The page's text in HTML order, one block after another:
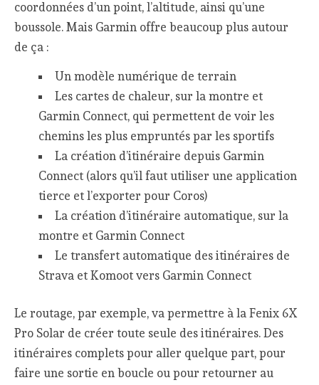
coordonnées d’un point, l’altitude, ainsi qu’une
boussole. Mais Garmin offre beaucoup plus autour
de ça :
Un modèle numérique de terrain
Les cartes de chaleur, sur la montre et
Garmin Connect, qui permettent de voir les
chemins les plus empruntés par les sportifs
La création d’itinéraire depuis Garmin
Connect (alors qu’il faut utiliser une application
tierce et l’exporter pour Coros)
La création d’itinéraire automatique, sur la
montre et Garmin Connect
Le transfert automatique des itinéraires de
Strava et Komoot vers Garmin Connect
Le routage, par exemple, va permettre à la Fenix 6X
Pro Solar de créer toute seule des itinéraires. Des
itinéraires complets pour aller quelque part, pour
faire une sortie en boucle ou pour retourner au